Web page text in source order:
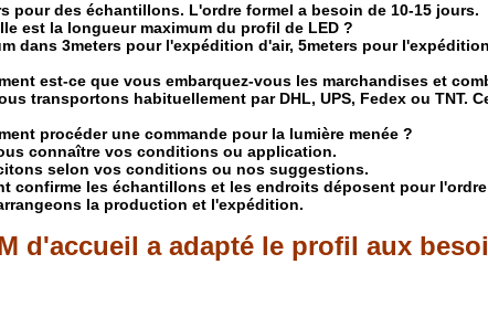
pour des échantillons. L'ordre formel a besoin de 10-15 jours.
est la longueur maximum du profil de LED ?
dans 3meters pour l'expédition d'air, 5meters pour
est-ce que vous embarquez-vous les marchandises et
transportons habituellement par DHL, UPS, Fedex ou TNT.
procéder une commande pour la lumière menée ?
connaître vos conditions ou application.
selon vos conditions ou nos suggestions.
confirme les échantillons et les endroits déposent pour
la production et l'expédition.
d'accueil a adapté le profil aux